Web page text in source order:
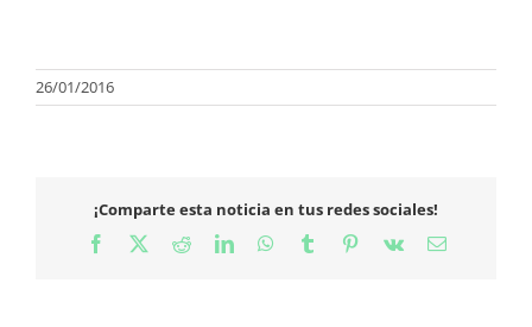
26/01/2016
¡Comparte esta noticia en tus redes sociales!
Facebook
X RedditLinkedInWhatsApp
TumblrPinterest
Vk
Correo